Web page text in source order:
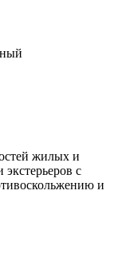
жилых и
с
и